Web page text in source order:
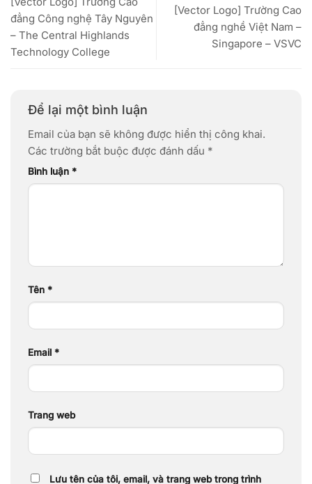
đẳng Công nghệ Tây Nguyên
– The Central Highlands
Technology College
[Vector Logo] Trường Cao
đẳng nghề Việt Nam –
Singapore – VSVC
Để lại một bình luận
Email của bạn sẽ không được hiển thị công khai.
Các trường bắt buộc được đánh dấu *
Bình luận *
Tên *
Email *
Trang web
Lưu tên của tôi, email, và trang web trong trình